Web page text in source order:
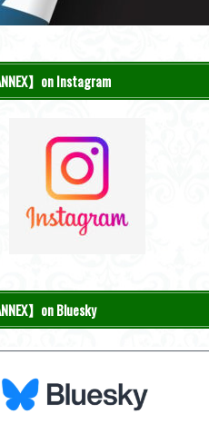
】on Instagram
】on Bluesky